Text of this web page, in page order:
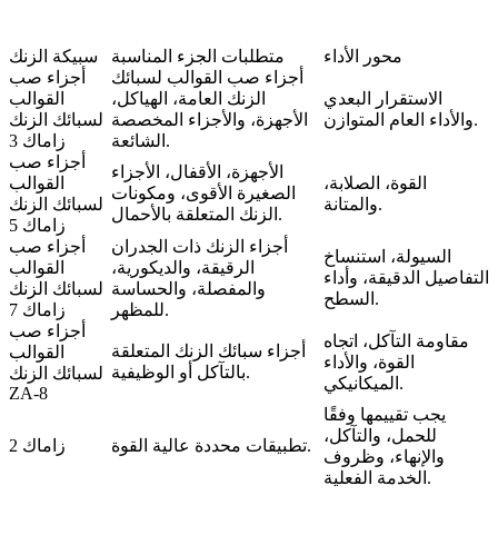
سبيكة الزنك متطلبات الجزء المناسبة
محور الأداء
أجزاء صب
القوالب
لسبائك الزنك
زاماك 3
أجزاء صب القوالب لسبائك
الزنك العامة، الهياكل،
الأجهزة، والأجزاء المخصصة
الشائعة.
الاستقرار البعدي
والأداء العام المتوازن.
أجزاء صب
القوالب
لسبائك الزنك
زاماك 5
الأجهزة، الأقفال، الأجزاء
الصغيرة الأقوى، ومكونات
الزنك المتعلقة بالأحمال.
القوة، الصلابة،
والمتانة.
أجزاء صب
القوالب
لسبائك الزنك
زاماك 7
أجزاء الزنك ذات الجدران
الرقيقة، والديكورية،
والمفصلة، والحساسة
للمظهر.
السيولة، استنساخ
التفاصيل الدقيقة، وأداء
السطح.
أجزاء صب
القوالب
لسبائك الزنك
ZA-8
أجزاء سبائك الزنك المتعلقة
بالتآكل أو الوظيفية.
مقاومة التآكل، اتجاه
القوة، والأداء
الميكانيكي.
زاماك 2 تطبيقات محددة عالية القوة.
يجب تقييمها وفقًا
للحمل، والتآكل،
والإنهاء، وظروف
الخدمة الفعلية.